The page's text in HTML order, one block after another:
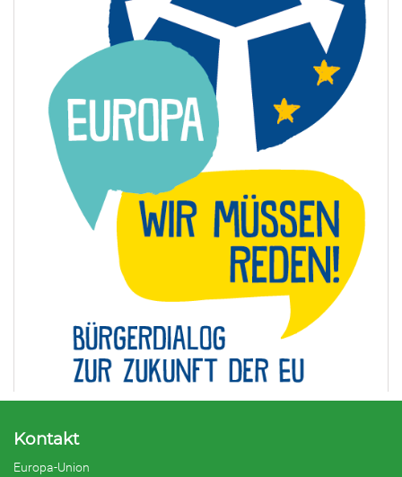
Kontakt
Europa-Union